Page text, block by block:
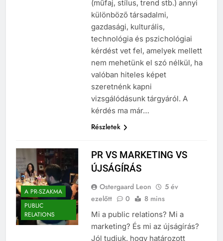
(műfaj, stílus, trend stb.) annyi
különböző társadalmi,
gazdasági, kulturális,
technológia és pszichológiai
kérdést vet fel, amelyek mellett
nem mehetünk el szó nélkül, ha
valóban hiteles képet
szeretnénk kapni
vizsgálódásunk tárgyáról. A
A PR-SZAKMA
PUBLIC
RELATIONS
PR VS MARKETING VS
Ostergaard Leon
5 év
Mi a public relations? Mi a
marketing? És mi az újságírás?